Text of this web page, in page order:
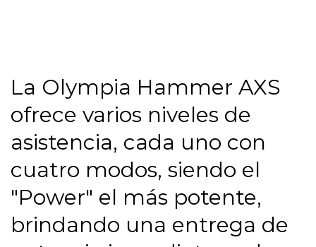
La Olympia Hammer AXS
ofrece varios niveles de
asistencia, cada uno con
cuatro modos, siendo el
"Power" el más potente,
brindando una entrega de